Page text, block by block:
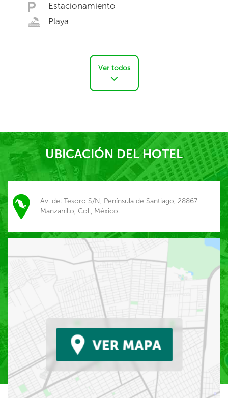
Estacionamiento
Playa
Ver todos
UBICACIÓN DEL HOTEL
Av. del Tesoro S/N, Península de Santiago, 28867
Manzanillo, Col., México.